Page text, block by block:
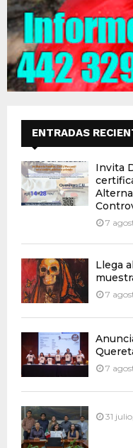
ENTRADAS
Invita
7
Llega
7
7
31